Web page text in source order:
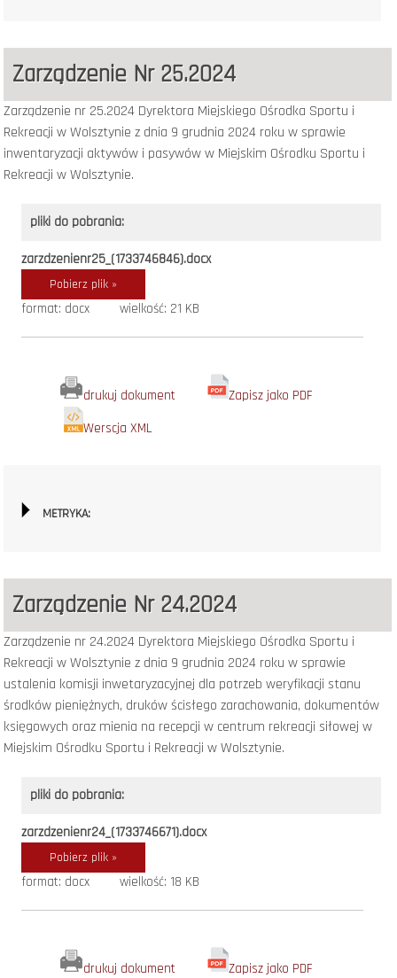
Zarządzenie Nr 25.2024
Zarządzenie nr 25.2024 Dyrektora Miejskiego Ośrodka Sportu i
Rekreacji w Wolsztynie z dnia 9 grudnia 2024 roku w sprawie
inwentaryzacji aktywów i pasywów w Miejskim Ośrodku Sportu i
Rekreacji w Wolsztynie.
pliki do pobrania:
zarzdzenienr25_(1733746846).docx
Pobierz plik »
format: docx wielkość: 21 KB
drukuj dokument
Zapisz jako PDF
Werscja XML
METRYKA:
Zarządzenie Nr 24.2024
Zarządzenie nr 24.2024 Dyrektora Miejskiego Ośrodka Sportu i
Rekreacji w Wolsztynie z dnia 9 grudnia 2024 rokuw sprawie
ustalenia komisji inwetaryzacyjnej dla potrzeb weryfikacji stanu
środków pieniężnych, druków ścisłego zarachowania, dokumentów
księgowych oraz mienia na recepcji w centrum rekreacji siłowej w
Miejskim Ośrodku Sportu i Rekreacji w Wolsztynie.
pliki do pobrania:
zarzdzenienr24_(1733746671).docx
Pobierz plik »
format: docx wielkość: 18 KB
drukuj dokument
Zapisz jako PDF